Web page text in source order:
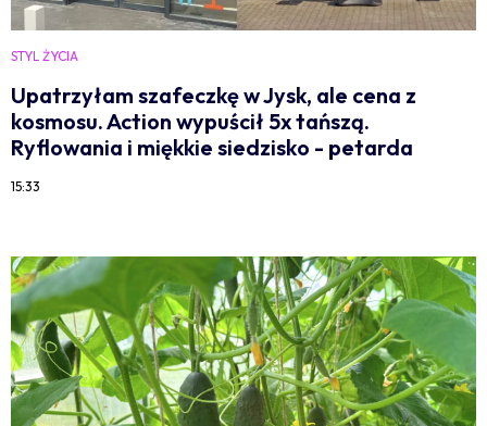
STYL ŻYCIA
Upatrzyłam szafeczkę w Jysk, ale cena z
kosmosu. Action wypuścił 5x tańszą.
Ryflowania i miękkie siedzisko - petarda
15:33